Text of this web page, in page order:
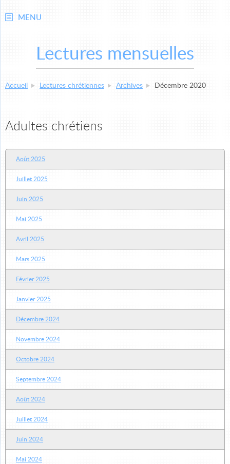
MENU
Lectures mensuelles
Accueil Lectures chrétiennes Archives Décembre 2020
Adultes chrétiens
Août 2025
Juillet 2025
Juin 2025
Mai 2025
Avril 2025
Mars 2025
Février 2025
Janvier 2025
Décembre 2024
Novembre 2024
Octobre 2024
Septembre 2024
Août 2024
Juillet 2024
Juin 2024
Mai 2024